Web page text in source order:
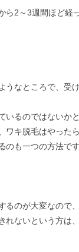
2～3週間ほど経
なところで、受
るのではないか
キ脱毛はやった
も一つの方法です
のが大変なので
ないという方は